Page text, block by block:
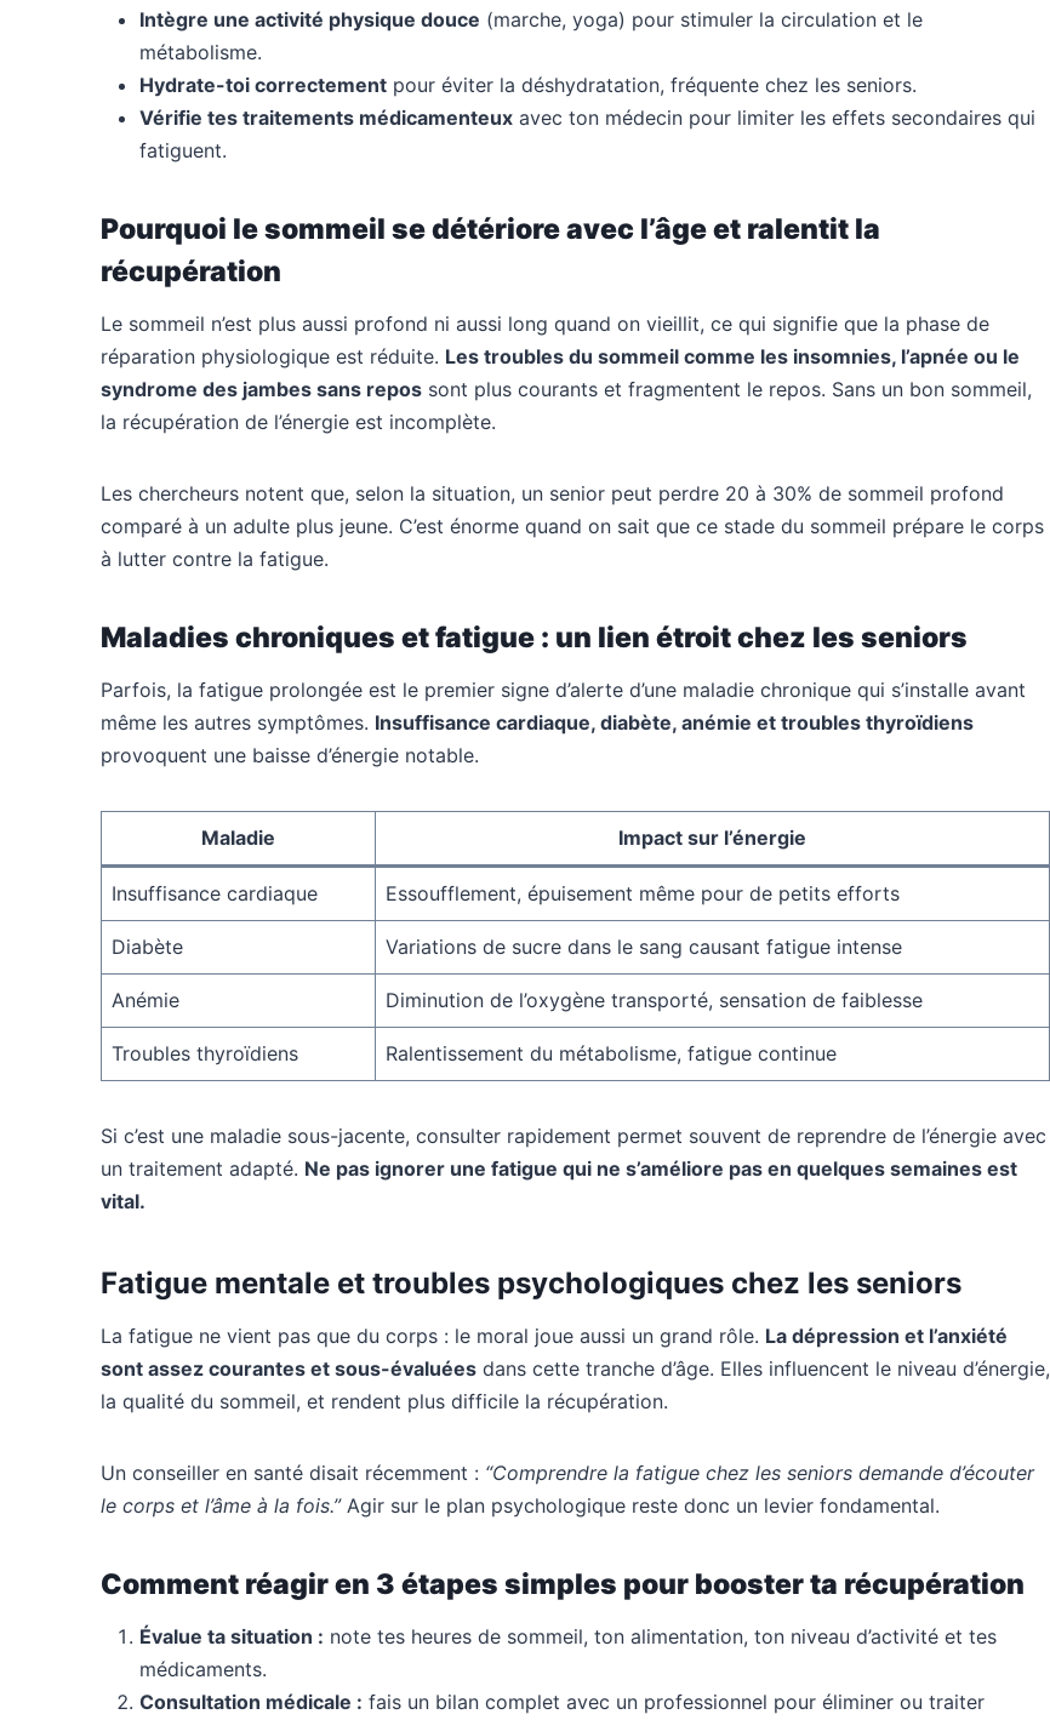
Intègre une activité physique douce (marche, yoga) pour stimuler la circulation et le
métabolisme.
Hydrate-toi correctement pour éviter la déshydratation, fréquente chez les seniors.
Vérifie tes traitements médicamenteux avec ton médecin pour limiter les effets secondaires qui
fatiguent.
Pourquoi le sommeil se détériore avec l’âge et ralentit la
récupération
Le sommeil n’est plus aussi profond ni aussi long quand on vieillit, ce qui signifie que la phase de
réparation physiologique est réduite. Les troubles du sommeil comme les insomnies, l’apnée ou le
syndrome des jambes sans repos sont plus courants et fragmentent le repos. Sans un bon sommeil,
la récupération de l’énergie est incomplète.
Les chercheurs notent que, selon la situation, un senior peut perdre 20 à 30% de sommeil profond
comparé à un adulte plus jeune. C’est énorme quand on sait que ce stade du sommeil prépare le corps
à lutter contre la fatigue.
Maladies chroniques et fatigue : un lien étroit chez les seniors
Parfois, la fatigue prolongée est le premier signe d’alerte d’une maladie chronique qui s’installe avant
même les autres symptômes. Insuffisance cardiaque, diabète, anémie et troubles thyroïdiens
provoquent une baisse d’énergie notable.
Maladie Impact sur l’énergie
Insuffisance cardiaque Essoufflement, épuisement même pour de petits efforts
Diabète Variations de sucre dans le sang causant fatigue intense
Anémie Diminution de l’oxygène transporté, sensation de faiblesse
Troubles thyroïdiens Ralentissement du métabolisme, fatigue continue
Si c’est une maladie sous-jacente, consulter rapidement permet souvent de reprendre de l’énergie avec
un traitement adapté. Ne pas ignorer une fatigue qui ne s’améliore pas en quelques semaines est
vital.
Fatigue mentale et troubles psychologiques chez les seniors
La fatigue ne vient pas que du corps : le moral joue aussi un grand rôle. La dépression et l’anxiété
sont assez courantes et sous-évaluées dans cette tranche d’âge. Elles influencent le niveau d’énergie,
la qualité du sommeil, et rendent plus difficile la récupération.
Un conseiller en santé disait récemment : “Comprendre la fatigue chez les seniors demande d’écouter
le corps et l’âme à la fois.”Agir sur le plan psychologique reste donc un levier fondamental.
Comment réagir en 3 étapes simples pour booster ta récupération
Évalue ta situation : note tes heures de sommeil, ton alimentation, ton niveau d’activité et tes
médicaments.
Consultation médicale : fais un bilan complet avec un professionnel pour éliminer ou traiter